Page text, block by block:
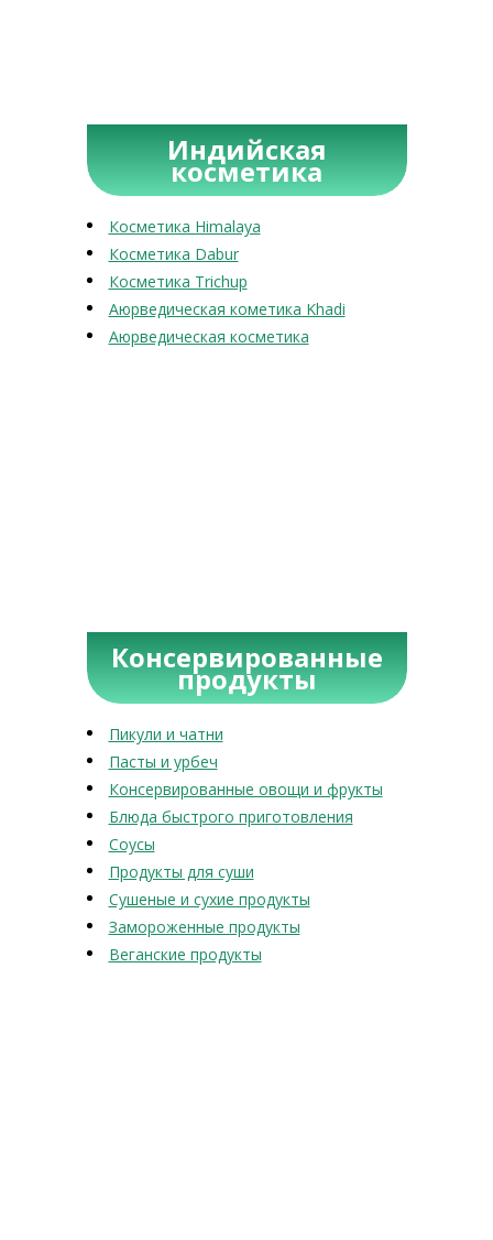
Индийская
косметика
Косметика Himalaya
Косметика Dabur
Косметика Trichup
Аюрведическая кометика Khadi
Аюрведическая косметика
Консервированные
продукты
Пикули и чатни
Пасты и урбеч
Консервированные овощи и фрукты
Блюда быстрого приготовления
Соусы
Продукты для суши
Сушеные и сухие продукты
Замороженные продукты
Веганские продукты